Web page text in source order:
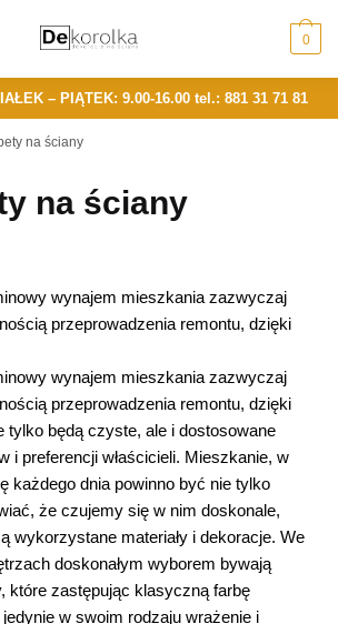
0
– PIĄTEK: 9.00-16.00 tel.: 881 31 71 81
na ściany
na ściany
wynajem mieszkania zazwyczaj
przeprowadzenia remontu, dzięki
wynajem mieszkania zazwyczaj
przeprowadzenia remontu, dzięki
tylko będą czyste, ale i dostosowane
i preferencji właścicieli. Mieszkanie, w
każdego dnia powinno być nie tylko
że czujemy się w nim doskonale,
wykorzystane materiały i dekoracje. We
doskonałym wyborem bywają
które zastępując klasyczną farbę
w swoim rodzaju wrażenie i